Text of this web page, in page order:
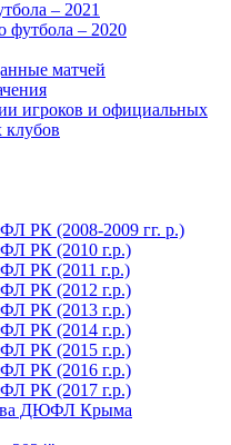
– 2021
футбола – 2020
матчей
игроков и официальных
РК (2008-2009 гг. р.)
РК (2010 г.р.)
РК (2011 г.р.)
РК (2012 г.р.)
РК (2013 г.р.)
РК (2014 г.р.)
РК (2015 г.р.)
РК (2016 г.р.)
РК (2017 г.р.)
ДЮФЛ Крыма